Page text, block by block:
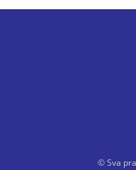
© Sva